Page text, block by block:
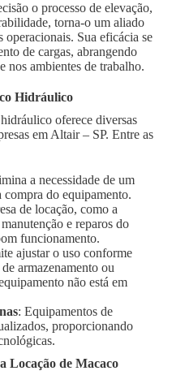
o processo de elevação,
torna-o um aliado
operacionais. Sua eficácia se
de cargas, abrangendo
nos ambientes de trabalho.
Hidráulico
oferece diversas
em Altair – SP. Entre as
a necessidade de um
do equipamento.
de locação, como a
e reparos do
funcionamento.
ajustar o uso conforme
armazenamento ou
não está em
: Equipamentos de
proporcionando
Locação de Macaco